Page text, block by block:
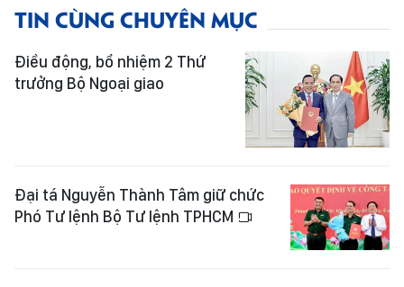
TIN CÙNG CHUYÊN MỤC
Điều động, bổ nhiệm 2 Thứ
trưởng Bộ Ngoại giao
Đại tá Nguyễn Thành Tâm giữ chức
Phó Tư lệnh Bộ Tư lệnh TPHCM